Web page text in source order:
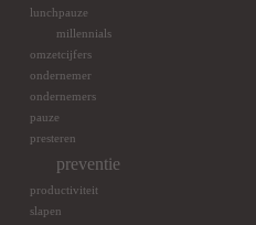
lunchpauze
millennials
omzetcijfers
ondernemer
ondernemers
pauze
presteren
preventie
productiviteit
slapen